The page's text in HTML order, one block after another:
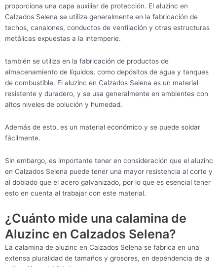
proporciona una capa auxiliar de protección. El aluzinc en
Calzados Selena se utiliza generalmente en la fabricación de
techos, canalones, conductos de ventilación y otras estructuras
metálicas expuestas a la intemperie.
también se utiliza en la fabricación de productos de
almacenamiento de líquidos, como depósitos de agua y tanques
de combustible. El aluzinc en Calzados Selena es un material
resistente y duradero, y se usa generalmente en ambientes con
altos niveles de polución y humedad.
Además de esto, es un material económico y se puede soldar
fácilmente.
Sin embargo, es importante tener en consideración que el aluzinc
en Calzados Selena puede tener una mayor resistencia al corte y
al doblado que el acero galvanizado, por lo que es esencial tener
esto en cuenta al trabajar con este material.
¿Cuánto mide una calamina de
Aluzinc en Calzados Selena?
La calamina de aluzinc en Calzados Selena se fabrica en una
extensa pluralidad de tamaños y grosores, en dependencia de la